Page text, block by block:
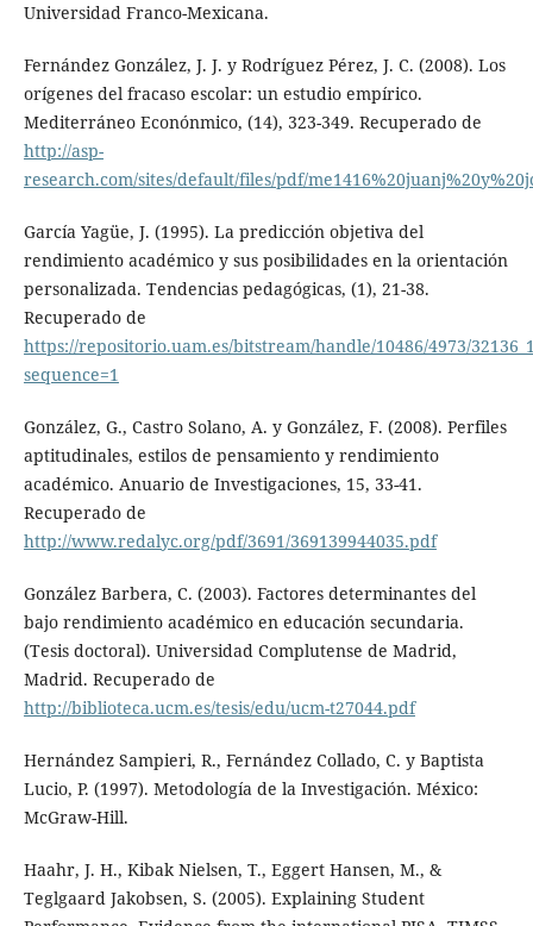
Universidad Franco-Mexicana.
Fernández González, J. J. y Rodríguez Pérez, J. C. (2008). Los
orígenes del fracaso escolar: un estudio empírico.
Mediterráneo Econónmico, (14), 323-349. Recuperado de
http://asp-
research.com/sites/default/files/pdf/
García Yagüe, J. (1995). La predicción objetiva del
rendimiento académico y sus posibilidades en la orientación
personalizada. Tendencias pedagógicas, (1), 21-38.
Recuperado de
https://repositorio.uam.es/bitstream/handle/10486/4973/
sequence=1
González, G., Castro Solano, A. y González, F. (2008). Perfiles
aptitudinales, estilos de pensamiento y rendimiento
académico. Anuario de Investigaciones, 15, 33-41.
Recuperado de
http://www.redalyc.org/pdf/3691/369139944035.pdf
González Barbera, C. (2003). Factores determinantes del
bajo rendimiento académico en educación secundaria.
(Tesis doctoral). Universidad Complutense de Madrid,
Madrid. Recuperado de
http://biblioteca.ucm.es/tesis/edu/ucm-t27044.pdf
Hernández Sampieri, R., Fernández Collado, C. y Baptista
Lucio, P. (1997). Metodología de la Investigación. México:
McGraw-Hill.
Haahr, J. H., Kibak Nielsen, T., Eggert Hansen, M., &
Teglgaard Jakobsen, S. (2005). Explaining Student